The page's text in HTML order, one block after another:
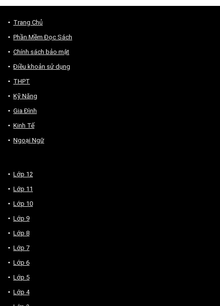
Trang Chủ
Phần Mềm Đọc Sách
Chính sách bảo mật
Điều khoản sử dụng
THPT
Kỹ Năng
Gia Đình
Kinh Tế
Ngoại Ngữ
Lớp 12
Lớp 11
Lớp 10
Lớp 9
Lớp 8
Lớp 7
Lớp 6
Lớp 5
Lớp 4